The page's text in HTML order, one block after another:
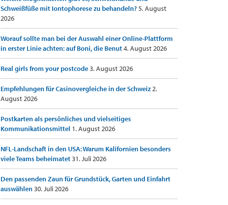
Schweißfüße mit Iontophorese zu behandeln?5. August
2026
Worauf sollte man bei der Auswahl einer Online-Plattform
in erster Linie achten: auf Boni, die Benut4. August 2026
Real girls from your postcode3. August 2026
Empfehlungen für Casinovergleiche in der Schweiz2.
August 2026
Postkarten als persönliches und vielseitiges
Kommunikationsmittel 1. August 2026
NFL-Landschaft in den USA: Warum Kalifornien besonders
viele Teams beheimatet31. Juli 2026
Den passenden Zaun für Grundstück, Garten und Einfahrt
auswählen30. Juli 2026